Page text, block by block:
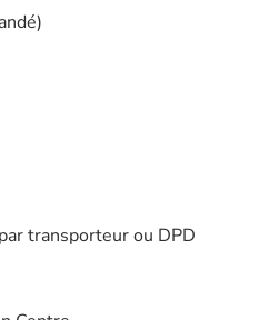
transporteur ou DPD